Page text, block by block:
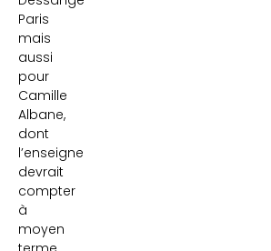
Paris
mais
aussi
pour
Camille
Albane,
dont
l’enseigne
devrait
compter
à
moyen